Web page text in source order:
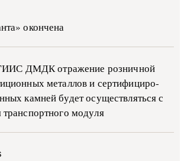
окончена
ДМДК от­ра­же­ние роз­ни­ч­ной
ме­тал­лов и сер­ти­фи­ци­ро­
ка­м­ней бу­дет осу­ще­ств­лять­ся с
мо­ду­ля